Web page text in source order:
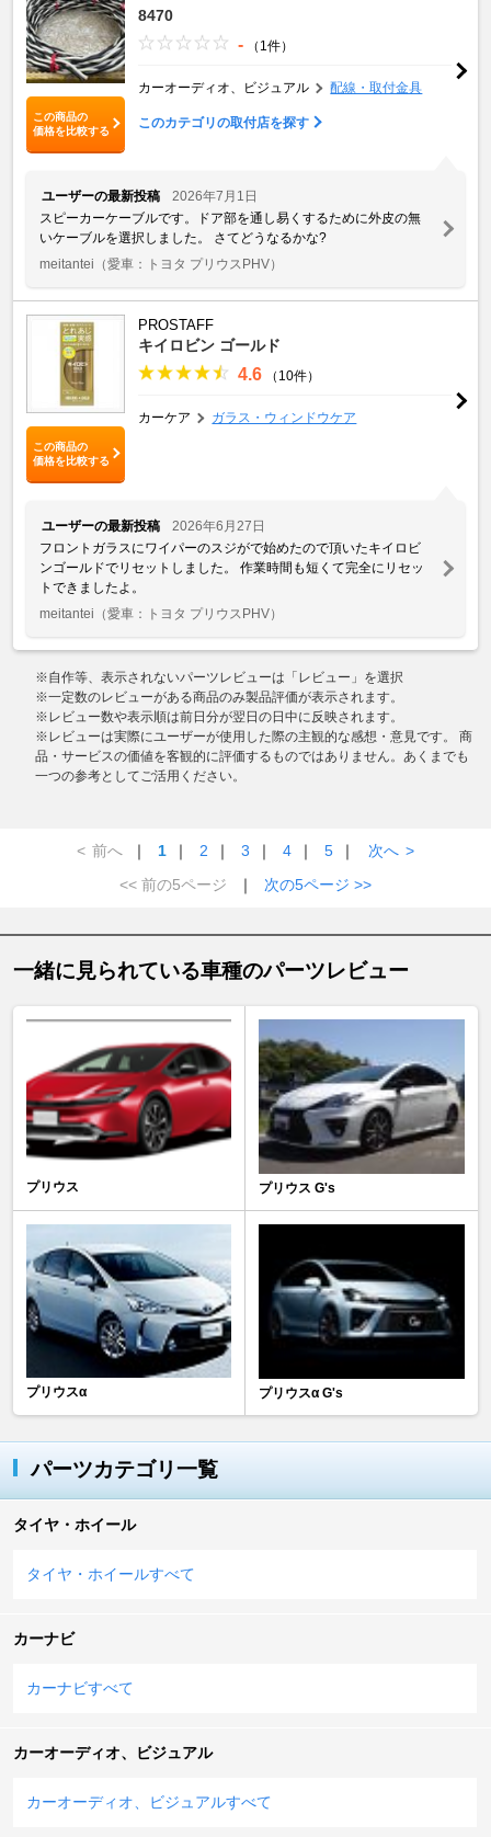
この商品の
価格を比較する
8470
- （1件）
カーオーディオ、ビジュアル 配線・取付金具
このカテゴリの取付店を探す
ユーザーの最新投稿
2026年7月1日
スピーカーケーブルです。ドア部を通し易くするために外皮の無
いケーブルを選択しました。 さてどうなるかな?
meitantei （愛車：トヨタ プリウスPHV）
この商品の
価格を比較する
PROSTAFF
キイロビン ゴールド
4.6 （10件）
カーケア ガラス・ウィンドウケア
ユーザーの最新投稿
2026年6月27日
フロントガラスにワイパーのスジがで始めたので頂いたキイロビ
ンゴールドでリセットしました。 作業時間も短くて完全にリセッ
トできましたよ。
meitantei （愛車：トヨタ プリウスPHV）
※自作等、表示されないパーツレビューは「レビュー」を選択
※一定数のレビューがある商品のみ製品評価が表示されます。
※レビュー数や表示順は前日分が翌日の日中に反映されます。
※レビューは実際にユーザーが使用した際の主観的な感想・意見です。 商
品・サービスの価値を客観的に評価するものではありません。あくまでも
一つの参考としてご活用ください。
< 前へ ｜ 1 ｜ 2 ｜ 3 ｜ 4 ｜ 5 ｜ 次へ >
<< 前の5ページ
｜ 次の5ページ >>
一緒に見られている車種のパーツレビュー
プリウス プリウス G's
プリウスα プリウスα G's
パーツカテゴリ一覧
タイヤ・ホイール
タイヤ・ホイールすべて
カーナビ
カーナビすべて
カーオーディオ、ビジュアル
カーオーディオ、ビジュアルすべて